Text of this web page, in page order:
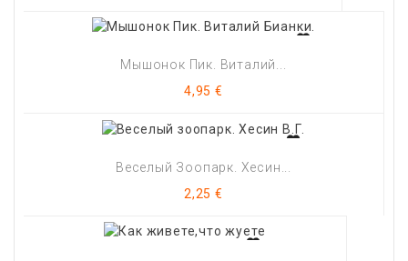
Мышонок Пик. Виталий...
Цена
4,95 €
Веселый Зоопарк. Хесин...
Цена
2,25 €